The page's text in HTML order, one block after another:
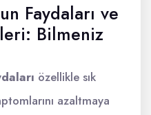
Faydaları ve
Bilmeniz
özellikle sık
azaltmaya